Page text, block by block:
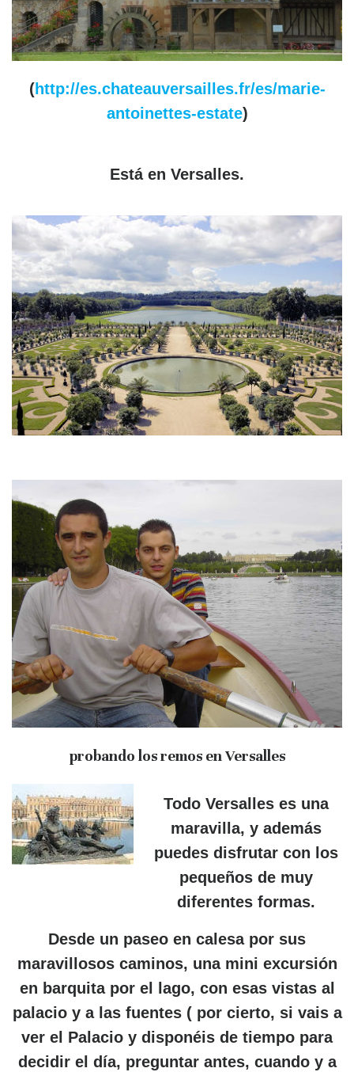
(http://es.chateauversailles.fr/es/marie-
antoinettes-estate)
Está en Versalles.
probando los remos en Versalles
Todo Versalles es una
maravilla, y además
puedes disfrutar con los
pequeñosde muy
diferentes formas.
Desde un paseo en calesapor sus
maravillosos caminos, una mini excursión
en barquitapor el lago, con esas vistas al
palacio y a las fuentes ( por cierto, si vais a
ver el Palacio y disponéis de tiempo para
decidir el día, preguntar antes, cuando y a